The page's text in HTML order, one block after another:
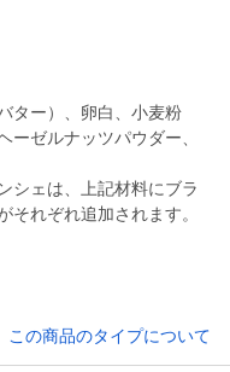
ター）、卵白、小麦粉
ーゼルナッツパウダー、
シェは、上記材料にブラ
それぞれ追加されます。
この商品のタイプについて